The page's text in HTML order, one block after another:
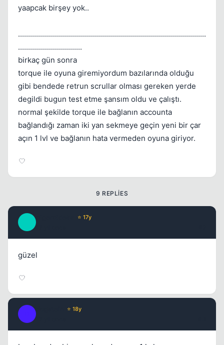
yaapcak birşey yok..
..............................................................................................
................................
birkaç gün sonra
torque ile oyuna giremiyordum bazılarında olduğu
gibi bendede retrun scrullar olması gereken yerde
degildi bugun test etme şansım oldu ve çalıştı.
normal şekilde torque ile bağlanın accounta
bağlandığı zaman iki yan sekmeye geçin yeni bir çar
açın 1 lvl ve bağlanın hata vermeden oyuna giriyor.
9 REPLIES
⭐ 17y
güzel
⭐ 18y